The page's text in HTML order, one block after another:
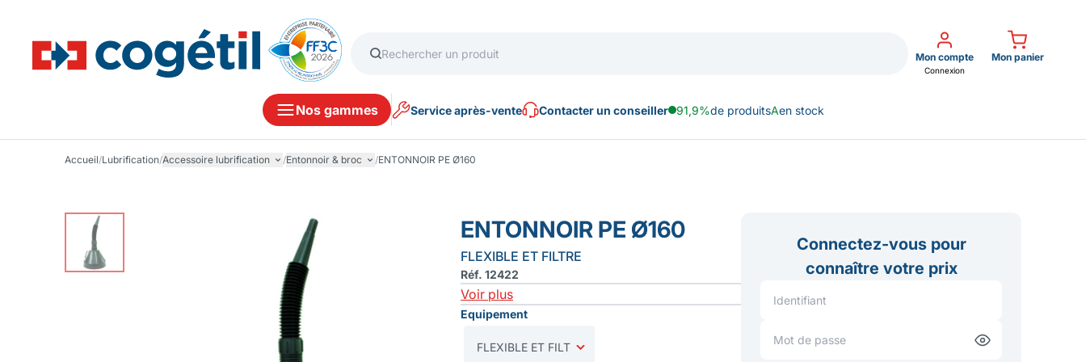
Mon compte
Connexion
Mon panier
Nos gammes Service après-vente Contacter un conseiller 91,9%de produitsAen stock
Accueil/Lubrification/Accessoire lubrification /Entonnoir & broc /ENTONNOIR PE Ø160
ENTONNOIR PE Ø160
FLEXIBLE ET FILTRE
Réf. 12422
Voir plus
Equipement
Connectez-vous pour
connaître votre prix